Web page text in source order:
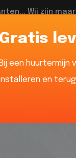
Wij zijn
Gratis
Bij een huurtermijn
en